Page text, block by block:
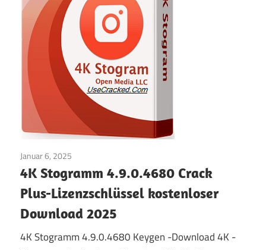
Januar 6, 2025
4K Stogramm 4.9.0.4680 Crack
Plus-Lizenzschlüssel kostenloser
Download 2025
4K Stogramm 4.9.0.4680 Keygen -Download 4K -